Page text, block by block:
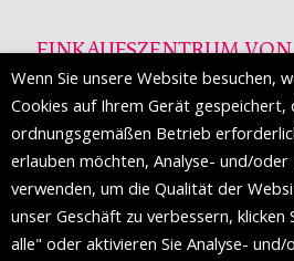
EINKAUFSZENTRUM VON
Die Mall of Split
ist ein
etwa 200 Einzelhandelsmarken und
Weltmodemarken, die zum ersten Mal
Wenn Sie unsere Website besuchen,
Cookies auf Ihrem Gerät gespeichert,
ordnungsgemäßen Betrieb
erlauben möchten, Analyse- und/
verwenden, um die Qualität der
unser Geschäft zu verbessern, klicken
alle" oder aktivieren Sie Analyse-